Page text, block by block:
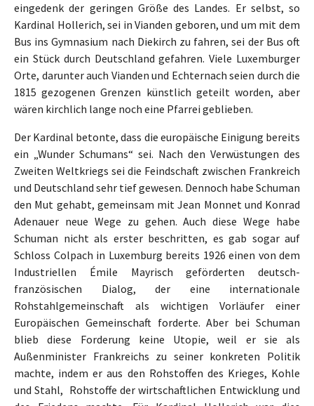
eingedenk der geringen Größe des Landes. Er selbst, so
Kardinal Hollerich, sei in Vianden geboren, und um mit dem
Bus ins Gymnasium nach Diekirch zu fahren, sei der Bus oft
ein Stück durch Deutschland gefahren. Viele Luxemburger
Orte, darunter auch Vianden und Echternach seien durch die
1815 gezogenen Grenzen künstlich geteilt worden, aber
wären kirchlich lange noch eine Pfarrei geblieben.
Der Kardinal betonte, dass die europäische Einigung bereits
ein „Wunder Schumans“ sei. Nach den Verwüstungen des
Zweiten Weltkriegs sei die Feindschaft zwischen Frankreich
und Deutschland sehr tief gewesen. Dennoch habe Schuman
den Mut gehabt, gemeinsam mit Jean Monnet und Konrad
Adenauer neue Wege zu gehen. Auch diese Wege habe
Schuman nicht als erster beschritten, es gab sogar auf
Schloss Colpach in Luxemburg bereits 1926 einen von dem
Industriellen Émile Mayrisch geförderten deutsch-
französischen Dialog, der eine internationale
Rohstahlgemeinschaft als wichtigen Vorläufer einer
Europäischen Gemeinschaft forderte. Aber bei Schuman
blieb diese Forderung keine Utopie, weil er sie als
Außenminister Frankreichs zu seiner konkreten Politik
machte, indem er aus den Rohstoffen des Krieges, Kohle
und Stahl, Rohstoffe der wirtschaftlichen Entwicklung und